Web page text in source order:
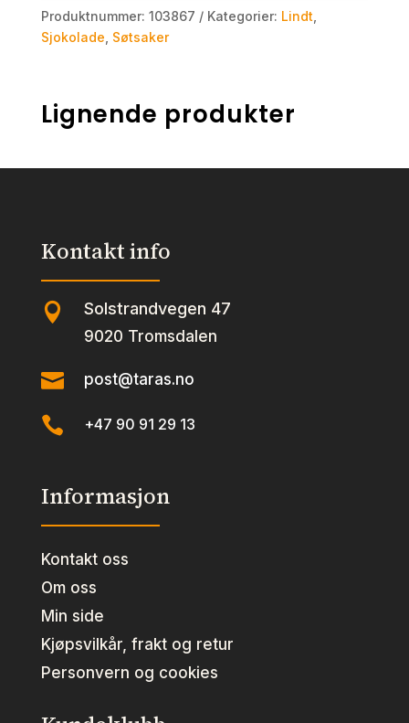
Produktnummer: 103867 Kategorier: Lindt
Sjokolade Søtsaker
Lignende produkter
Kontakt info
 Solstrandvegen 47
9020 Tromsdalen
 post@taras.no
 +47 90 91 29 13
Informasjon
Kontakt oss
Om oss
Min side
Kjøpsvilkår, frakt og retur
Personvern og cookies